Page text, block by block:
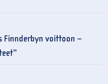
Finnderbyn voittoon –